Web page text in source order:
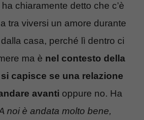
chiaramente detto che c’è
tra viversi un amore durante
casa, perché lì dentro ci
ma è nel contesto della
capisce se una relazione
avanti oppure no. Ha
noi è andata molto bene,